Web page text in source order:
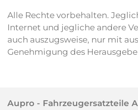
Alle Rechte vorbehalten.
Internet und jegliche andere
auch auszugsweise, nur mit
Genehmigung des
Aupro - Fahrzeugersatzteile